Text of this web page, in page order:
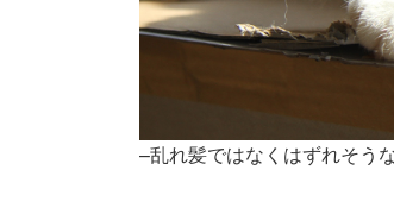
–乱れ髪ではなくはずれそう